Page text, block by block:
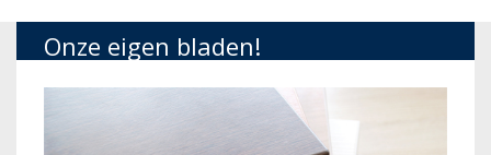
Onze eigen bladen!